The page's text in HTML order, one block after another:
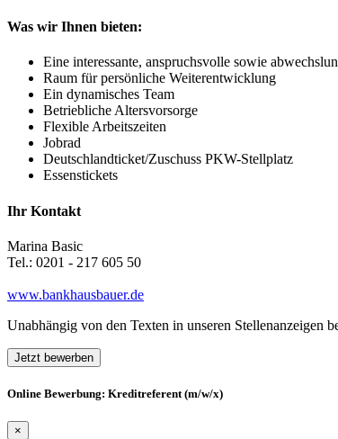
Was wir Ihnen bieten:
Eine interessante, anspruchsvolle sowie
Raum für persönliche Weiterentwicklung
Ein dynamisches Team
Betriebliche Altersvorsorge
Flexible Arbeitszeiten
Jobrad
Deutschlandticket/Zuschuss PKW-Stellplatz
Essenstickets
Ihr Kontakt
Marina Basic
Tel.: 0201 - 217 605 50
www.bankhausbauer.de
Unabhängig von den Texten in unseren Stellenanzeigen
Jetzt bewerben
Online Bewerbung: Kreditreferent (m/w/x)
×